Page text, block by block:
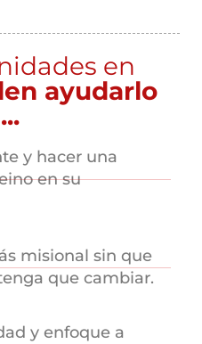
en
ayudarlo
y hacer una
en su
misional sin que
que cambiar.
y enfoque a